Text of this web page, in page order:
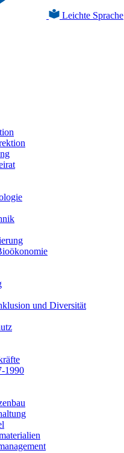
Leichte Sprache
und Diversität
1990